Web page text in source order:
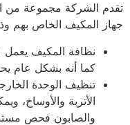
الشركة مجموعة من
المكيف الخاص بهم وذلك
نظافة المكيف يعمل على
كما أنه بشكل عام
تنظيف الوحدة
الأتربة والأوساخ،
والصابون فحص مستوى